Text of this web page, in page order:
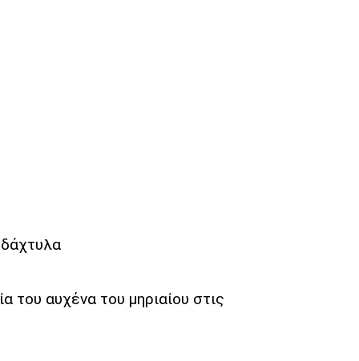
αυχένα του μηριαίου στις